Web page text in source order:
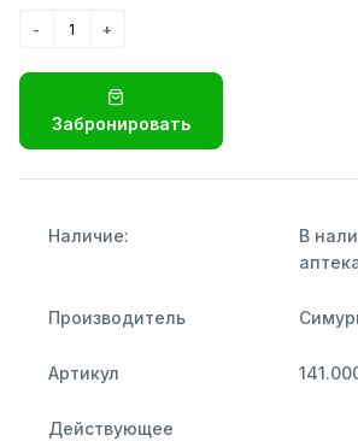
Забронировать
Наличие:
В
Производитель
Артикул
Действующее